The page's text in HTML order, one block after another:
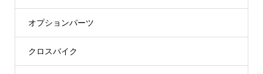
オプションパーツ
クロスバイク